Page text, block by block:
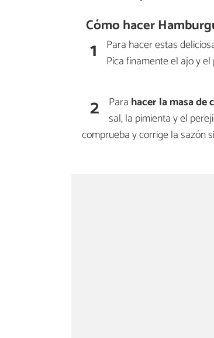
Cómo hacer
1 Para hacer estas
Pica finamente el ajo y el
2 Para hacer la masa de
sal, la pimienta y el
comprueba y corrige la sazón